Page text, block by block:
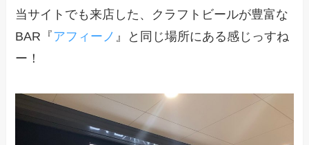
当サイトでも来店した、クラフトビールが豊富な
BAR『アフィーノ 』と同じ場所にある感じっすね
ー！